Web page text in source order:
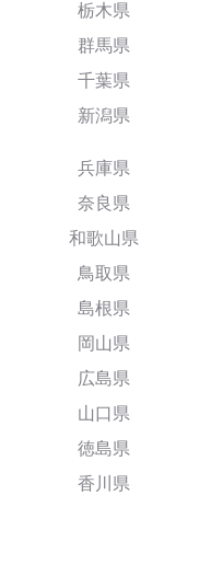
栃木県
群馬県
千葉県
新潟県
兵庫県
奈良県
和歌山県
鳥取県
島根県
岡山県
広島県
山口県
徳島県
香川県